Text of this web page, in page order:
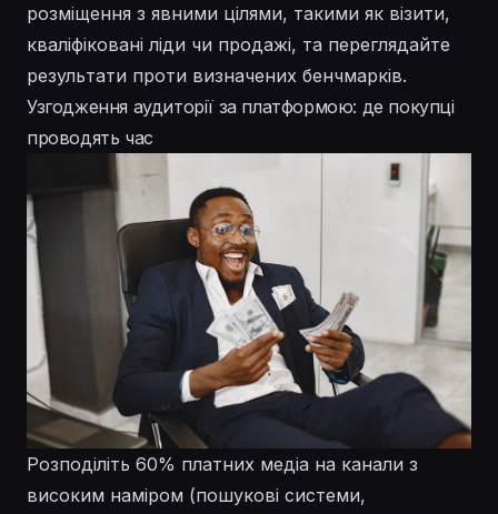
розміщення з явними цілями, такими як візити,
кваліфіковані ліди чи продажі, та переглядайте
результати проти визначених бенчмарків.
Узгодження аудиторії за платформою: де покупці
проводять час
Розподіліть 60% платних медіа на канали з
високим наміром (пошукові системи,